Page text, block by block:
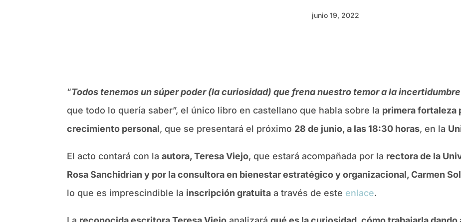
junio 19, 2022
“Todos tenemos un súper poder (la curiosidad) que frena nuestro temor a la incertidumbre
que todo lo quería saber”, el único libro en castellano que habla sobre la primera fortaleza
crecimiento personal, que se presentará el próximo 28 de junio, a las 18:30 horas, en la
El acto contará con laautora, Teresa Viejo, que estará acompañada por la rectora de la
Rosa Sanchidrian y por la consultora en bienestar estratégico y organizacional, Carmen
lo que es imprescindible la inscripción gratuita a través de este enlace.